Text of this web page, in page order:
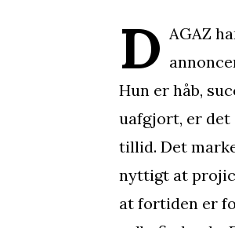
D AGAZ
Hun er håb,
uafgjort, er det
tillid. Det
nyttigt at
at fortiden er